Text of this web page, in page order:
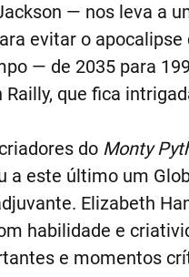
— nos leva a
evitar o
— de 2035 para
que fica
do Monty
este último um
Elizabeth
habilidade e
e momentos